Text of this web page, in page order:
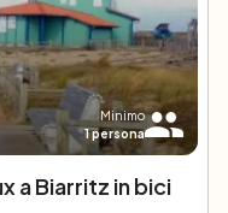
Minimo
1persona
a Biarritz in bici